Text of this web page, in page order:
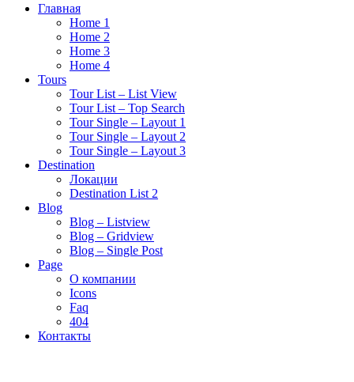
Главная
Home 1
Home 2
Home 3
Home 4
Tours
Tour List – List View
Tour List – Top Search
Tour Single – Layout 1
Tour Single – Layout 2
Tour Single – Layout 3
Destination
Локации
Destination List 2
Blog
Blog – Listview
Blog – Gridview
Blog – Single Post
Page
О компании
Icons
Faq
404
Контакты